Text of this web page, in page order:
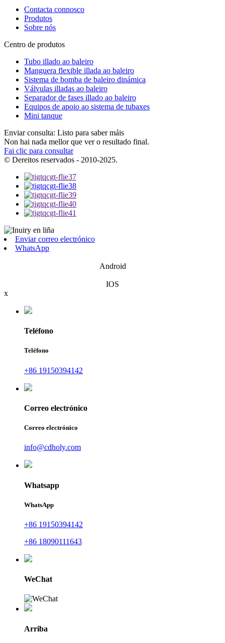
Contacta connosco
Produtos
Sobre nós
Centro de produtos
Tubo illado ao baleiro
Manguera flexible illada ao baleiro
Sistema de bomba de baleiro dinámica
Válvulas illadas ao baleiro
Separador de fases illado ao baleiro
Equipos de apoio ao sistema de tubaxes
Mini tanque
Enviar consulta: Listo para saber máis
Non hai nada mellor que ver o resultado final.
Fai clic para consultar
© Dereitos reservados - 2010-2025.
Enviar correo electrónico
WhatsApp
Android
IOS
x
Teléfono
Teléfono
+86 19150394142
Correo electrónico
Correo electrónico
info@cdholy.com
Whatsapp
WhatsApp
+86 19150394142
+86 18090111643
WeChat
Arriba